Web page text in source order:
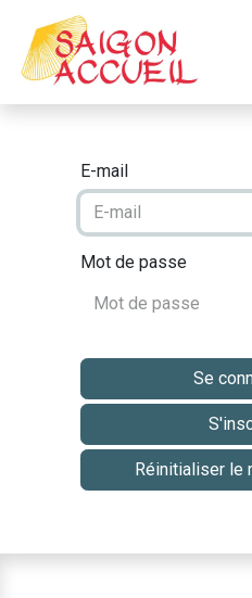
E-mail
Mot de passe
Se
Réinitialiser le